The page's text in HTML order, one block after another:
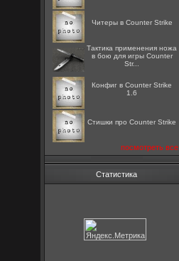
Читеры в Counter Strike
Тактика применения ножа
в бою для игры Counter
Str...
Конфиг в Counter Strike
1.6
Стишки про Counter Strike
посмотреть все
Статистика